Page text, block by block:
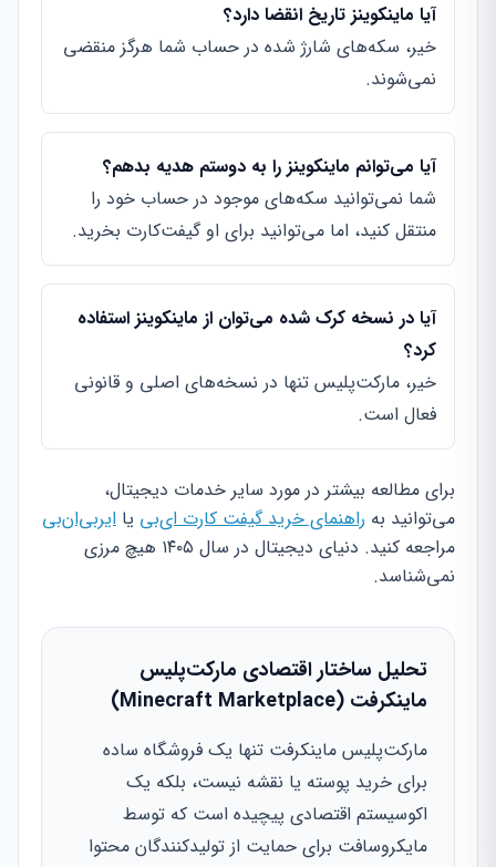
آیا ماینکوینز تاریخ انقضا دارد؟
خیر، سکه‌های شارژ شده در حساب شما هرگز منقضی
نمی‌شوند.
آیا می‌توانم ماینکوینز را به دوستم هدیه بدهم؟
شما نمی‌توانید سکه‌های موجود در حساب خود را
منتقل کنید، اما می‌توانید برای او گیفت‌کارت بخرید.
آیا در نسخه کرک شده می‌توان از ماینکوینز استفاده
کرد؟
خیر، مارکت‌پلیس تنها در نسخه‌های اصلی و قانونی
فعال است.
برای مطالعه بیشتر در مورد سایر خدمات دیجیتال،
می‌توانید به راهنمای خرید گیفت کارت ای‌بی یا ایربی‌ان‌بی
مراجعه کنید. دنیای دیجیتال در سال ۱۴۰۵ هیچ مرزی
نمی‌شناسد.
تحلیل ساختار اقتصادی مارکت‌پلیس
ماینکرفت (Minecraft Marketplace)
مارکت‌پلیس ماینکرفت تنها یک فروشگاه ساده
برای خرید پوسته یا نقشه نیست، بلکه یک
اکوسیستم اقتصادی پیچیده است که توسط
مایکروسافت برای حمایت از تولیدکنندگان محتوا